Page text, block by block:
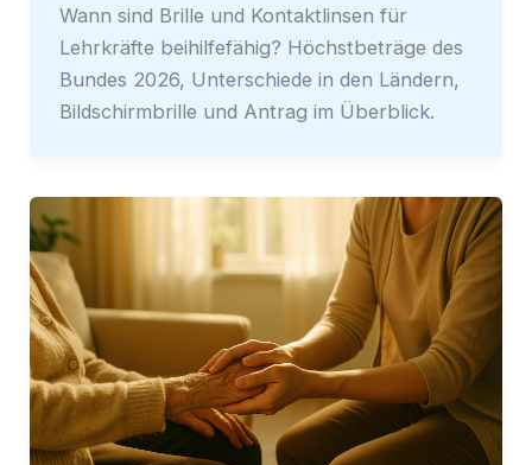
Wann sind Brille und Kontaktlinsen für
Lehrkräfte beihilfefähig? Höchstbeträge des
Bundes 2026, Unterschiede in den Ländern,
Bildschirmbrille und Antrag im Überblick.